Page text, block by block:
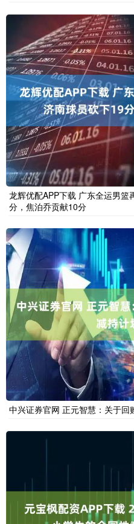
龙辉优配APP下载 广东全运男
分，焦泊乔贡献10分
中兴证券官网 正元智慧：关于